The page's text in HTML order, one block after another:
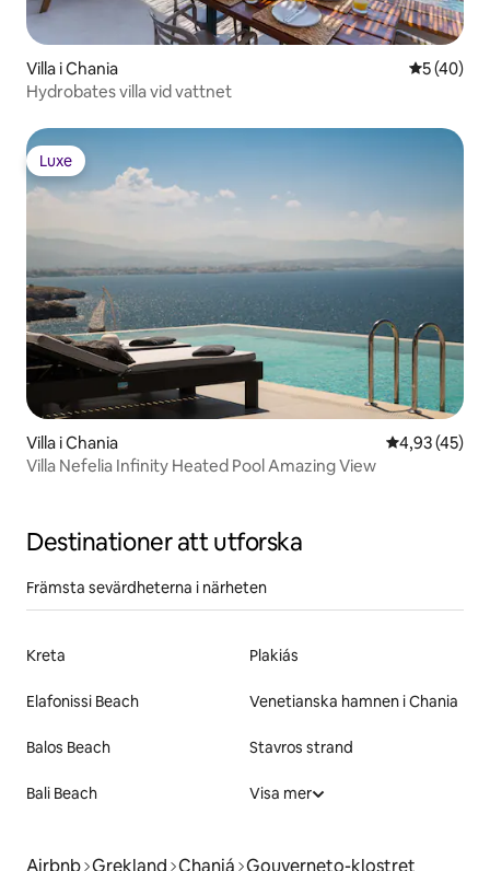
Villa i Chania 5 av 5 i
5 (40)
Hydrobates villa vid vattnet
Luxe
Luxe
Villa i Chania 4,93 av 5 i
4,93 (45)
Villa Nefelia Infinity Heated Pool Amazing View
Destinationer att utforska
Främsta sevärdheterna i närheten
Kreta Plakiás
Elafonissi Beach Venetianska hamnen i Chania
Balos Beach Stavros strand
Bali Beach Visa mer
Airbnb Grekland Chaniá Gouverneto-klostret